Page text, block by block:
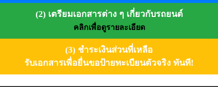
(2) เตรียมเอกสารต่าง ๆ เกี่ยวกับรถยนต์
คลิกเพื่อดูรายละเอียด
(3) ชำระเงินส่วนที่เหลือ
รับเอกสารเพื่อยื่นขอป้ายทะเบียนตัวจริง ทันที!